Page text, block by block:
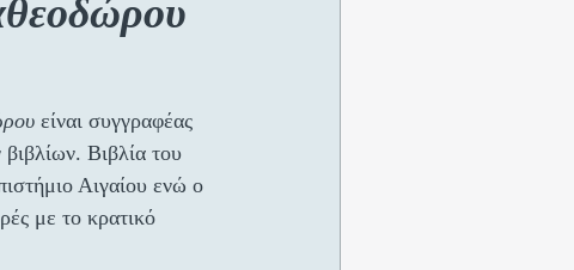
είναι συγγραφέας
Βιβλία του
Αιγαίου ενώ ο
με το κρατικό